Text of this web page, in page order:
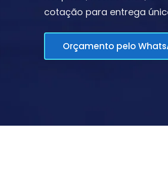
cotação para entrega
Orçamento pelo